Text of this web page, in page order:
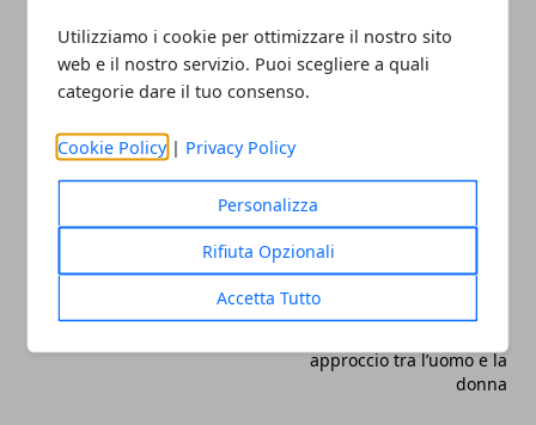
Utilizziamo i cookie per ottimizzare il nostro sito
web e il nostro servizio. Puoi scegliere a quali
categorie dare il tuo consenso.
Cookie Policy | Privacy Policy
Personalizza
Rifiuta Opzionali
Accetta Tutto
Facebook
TwitterWhatsapp
Articolo Precedente Articolo Successivo
approccio tra l’uomo e la
donna